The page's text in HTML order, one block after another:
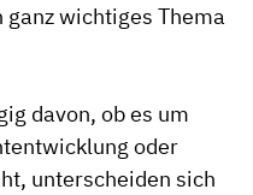
wichtiges Thema
davon, ob es um
oder
unterscheiden sich